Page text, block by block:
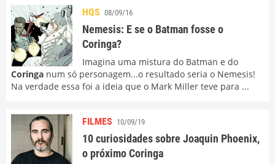
HQS 08/09/16
Nemesis: E se o Batman fosse o
Coringa?
Imagina uma mistura do Batman e do
Coringa num só personagem...o resultado seria o Nemesis!
Na verdade essa foi a ideia que o Mark Miller teve para ...
FILMES 10/09/19
10 curiosidades sobre Joaquin Phoenix,
o próximo Coringa